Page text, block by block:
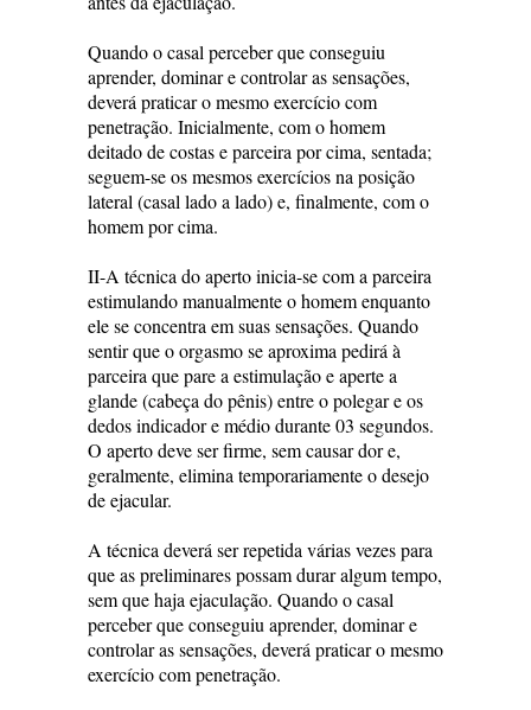
Quando o casal perceber que conseguiu
aprender, dominar e controlar as sensações,
deverá praticar o mesmo exercício com
penetração. Inicialmente, com o homem
deitado de costas e parceira por cima, sentada;
seguem-se os mesmos exercícios na posição
lateral (casal lado a lado) e, finalmente, com o
homem por cima.
II-A técnica do aperto inicia-se com a parceira
estimulando manualmente o homem enquanto
ele se concentra em suas sensações. Quando
sentir que o orgasmo se aproxima pedirá à
parceira que pare a estimulação e aperte a
glande (cabeça do pênis) entre o polegar e os
dedos indicador e médio durante 03 segundos.
O aperto deve ser firme, sem causar dor e,
geralmente, elimina temporariamente o desejo
de ejacular.
A técnica deverá ser repetida várias vezes para
que as preliminares possam durar algum tempo,
sem que haja ejaculação. Quando o casal
perceber que conseguiu aprender, dominar e
controlar as sensações, deverá praticar o mesmo
exercício com penetração.